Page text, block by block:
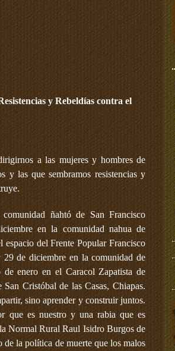
y Rebeldías contra el
a las mujeres y hombres de
las que sembramos resistencias y
ñahtó de San Francisco
en la comunidad nahua de
del Frente Popular Francisco
de diciembre en la comunidad de
enero en el Caracol Zapatista de
Cristóbal de las Casas, Chiapas.
sino aprender y construir juntos.
que es nuestro y una rabia que es
Normal Rural Raul Isidro Burgos de
la política de muerte que los malos